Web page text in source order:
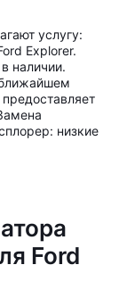
услугу:
Explorer.
наличии.
низкие
Ford